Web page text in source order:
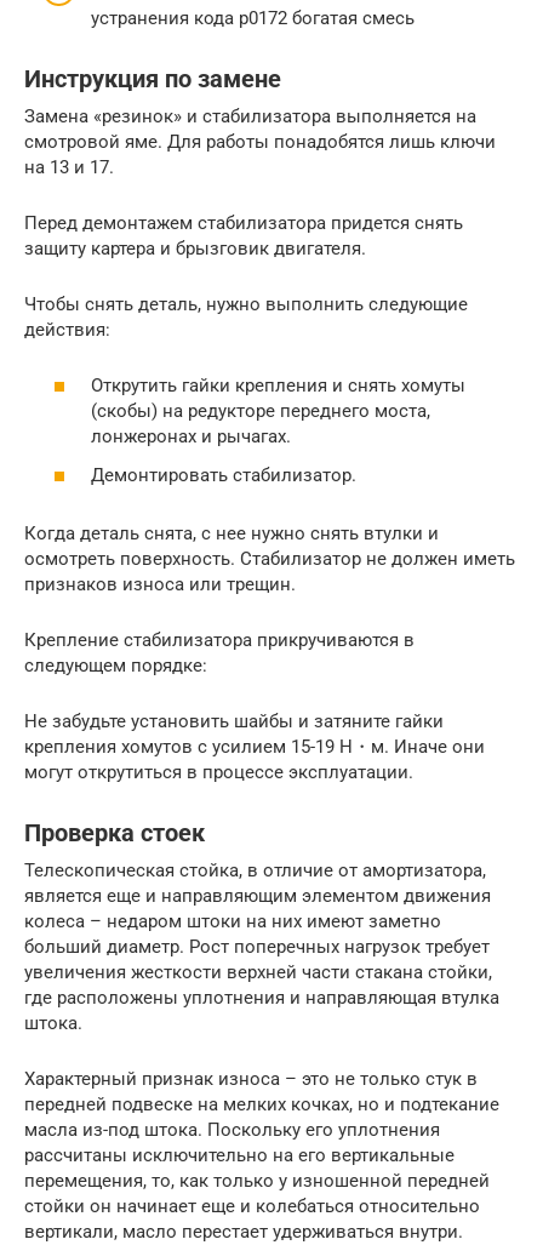
устранения кода р0172 богатая смесь
Инструкция по замене
Замена «резинок» и стабилизатора выполняется на
смотровой яме. Для работы понадобятся лишь ключи
на 13 и 17.
Перед демонтажем стабилизатора придется снять
защиту картера и брызговик двигателя.
Чтобы снять деталь, нужно выполнить следующие
действия:
Открутить гайки крепления и снять хомуты
(скобы) на редукторе переднего моста,
лонжеронах и рычагах.
Демонтировать стабилизатор.
Когда деталь снята, с нее нужно снять втулки и
осмотреть поверхность. Стабилизатор не должен иметь
признаков износа или трещин.
Крепление стабилизатора прикручиваются в
следующем порядке:
Не забудьте установить шайбы и затяните гайки
крепления хомутов с усилием 15-19 Н・м. Иначе они
могут открутиться в процессе эксплуатации.
Проверка стоек
Телескопическая стойка, в отличие от амортизатора,
является еще и направляющим элементом движения
колеса – недаром штоки на них имеют заметно
больший диаметр. Рост поперечных нагрузок требует
увеличения жесткости верхней части стакана стойки,
где расположены уплотнения и направляющая втулка
штока.
Характерный признак износа – это не только стук в
передней подвеске на мелких кочках, но и подтекание
масла из-под штока. Поскольку его уплотнения
рассчитаны исключительно на его вертикальные
перемещения, то, как только у изношенной передней
стойки он начинает еще и колебаться относительно
вертикали, масло перестает удерживаться внутри.